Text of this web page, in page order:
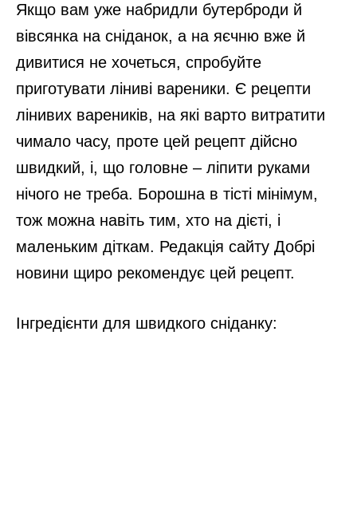
Якщо вам уже набридли бутерброди й
вівсянка на сніданок, а на яєчню вже й
дивитися не хочеться, спробуйте
приготувати ліниві вареники. Є рецепти
лінивих вареників, на які варто витратити
чимало часу, проте цей рецепт дійсно
швидкий, і, що головне – ліпити руками
нічого не треба. Борошна в тісті мінімум,
тож можна навіть тим, хто на дієті, і
маленьким діткам. Редакція сайту Добрі
новини щиро рекомендує цей рецепт.
Інгредієнти для швидкого сніданку: